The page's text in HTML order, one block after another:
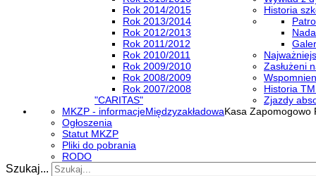
Rok 2014/2015
Rok 2013/2014
Rok 2012/2013
Rok 2011/2012
Rok 2010/2011
Rok 2009/2010
Rok 2008/2009
Rok 2007/2008
"CARITAS"
Historia
Zasłużeni
Historia
Zjazdy
MiędzyzakładowaKasa Zapomogowo
MKZP - informacje
Ogłoszenia
Statut MKZP
Pliki do pobrania
RODO
Szukaj...